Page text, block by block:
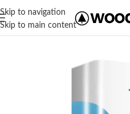
Skip to navigation
Skip to main content